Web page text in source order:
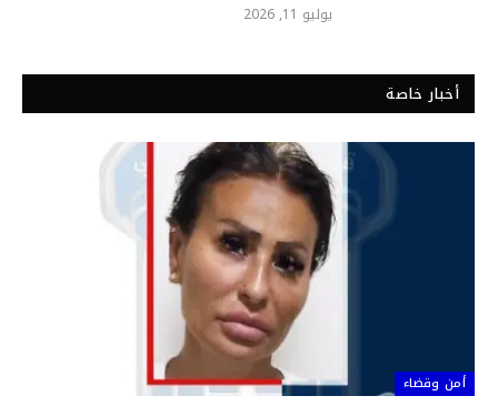
يوليو 11, 2026
أخبار خاصة
أمن وقضاء